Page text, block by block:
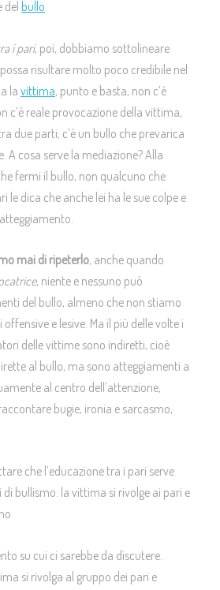
bullo.
i pari, poi, dobbiamo sottolineare
risultare molto poco credibile nel
la vittima, punto e basta, non c’è
c’è reale provocazione della vittima,
due parti; c’è un bullo che prevarica
A cosa serve la mediazione? Alla
fermi il bullo, non qualcuno che
le dica che anche lei ha le sue colpe e
mai di ripeterlo, anche quando
, niente e nessuno può
del bullo, almeno che non stiamo
e lesive. Ma il più delle volte i
delle vittime sono indiretti, cioè
al bullo, ma sono atteggiamenti a
al centro dell’attenzione,
bugie, ironia e sarcasmo,
che l’educazione tra i pari serve
di bullismo: la vittima si rivolge ai pari e
su cui ci sarebbe da discutere.
si rivolga al gruppo dei pari e